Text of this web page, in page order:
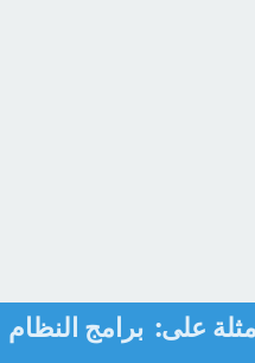
على: برامج النظام